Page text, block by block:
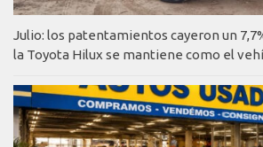
Julio: los patentamientos cayeron un
la Toyota Hilux se mantiene como el